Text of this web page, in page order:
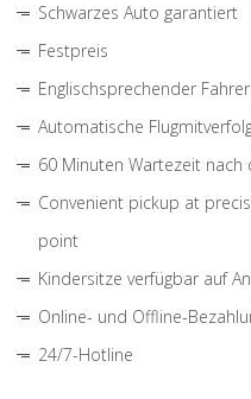
Schwarzes Auto garantiert
Festpreis
Englischsprechender Fahrer
Automatische
60 Minuten Wartezeit nach
Convenient pickup at
point
Kindersitze verfügbar auf
Online- und Offline-
24/7-Hotline